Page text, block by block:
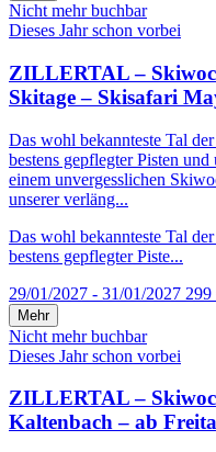
Nicht mehr buchbar
Dieses Jahr schon vorbei
ZILLERTAL –
Skitage – Skisafari
Das wohl bekannteste Tal
bestens gepflegter Pisten
einem unvergesslichen
unserer verläng...
Das wohl bekannteste Tal
bestens gepflegter Piste...
29/01/2027 - 31/01/2027 299
Mehr
Nicht mehr buchbar
Dieses Jahr schon vorbei
ZILLERTAL –
Kaltenbach – ab